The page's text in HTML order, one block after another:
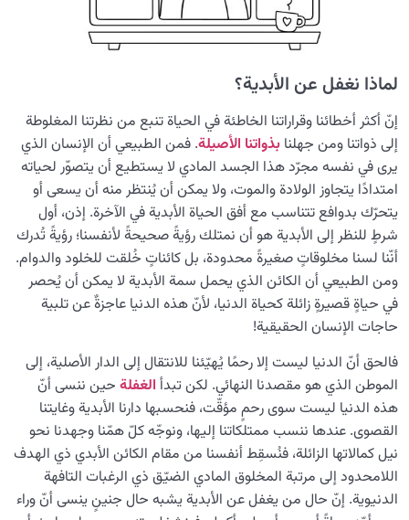
ما خطر الشِّرك؟ ولماذا يُعَدّ من الذنوب التي لا تُغفَر؟
من هو المحبوب الحقيقي للإنسان؟ ولماذا هو وحده من
يحقّق سكينة القلب؟
ما هو ضَغط القبر ولماذا يُطرح كإنذار لإصلاح النفس؟
ما هي صيغة اكتساب الاسم؟ وكيف يمكننا من خلال عباداتنا
أن نبلغ أسماء الله؟
التضاد: ميدان النمو؛ كيف ولماذا يشكّل التضاد مساراً للتطور؟
کیفیة الانتقال إلى الآخرة؛ كيف نُحسن الاستعداد لها؟
من الخيال إلى سلامة القلب 0/31
الإنسان محور الخلق
رؤية عالم الغيب 0/9
لماذا نغفل عن الأبدية؟
إنّ أكثر أخطائنا وقراراتنا الخاطئة في الحياة تنبع من نظرتنا المغلوطة
إلى ذواتنا ومن جهلنا بذواتنا الأصيلة. فمن الطبيعي أن الإنسان الذي
يرى في نفسه مجرّد هذا الجسد المادي لا يستطيع أن يتصوّر لحياته
امتدادًا يتجاوز الولادة والموت، ولا يمكن أن يُنتظر منه أن يسعى أو
يتحرّك بدوافع تتناسب مع أفق الحياة الأبدية في الآخرة. إذن، أول
شرطٍ للنظر إلى الأبدية هو أن نمتلك رؤيةً صحيحةً لأنفسنا؛ رؤيةً تُدرك
أنّنا لسنا مخلوقاتٍ صغيرةً محدودة، بل كائناتٍ خُلقت للخلود والدوام.
ومن الطبيعي أن الكائن الذي يحمل سمة الأبدية لا يمكن أن يُحصر
في حياةٍ قصيرةٍ زائلة كحياة الدنيا، لأنّ هذه الدنيا عاجزةٌ عن تلبية
حاجات الإنسان الحقيقية!
فالحق أنّ الدنيا ليست إلا رحمًا يُهيّئنا للانتقال إلى الدار الأصلية، إلى
الموطن الذي هو مقصدنا النهائي. لكن تبدأ الغفلة حين ننسى أنّ
هذه الدنيا ليست سوى رحمٍ مؤقّت، فنحسبها دارنا الأبدية وغايتنا
القصوى. عندها ننسب ممتلكاتنا إليها، ونوجّه كلّ همّنا وجهدنا نحو
نيل كمالاتها الزائلة، فنُسقِط أنفسنا من مقام الكائن الأبدي ذي الهدف
اللامحدود إلى مرتبة المخلوق المادي الضيّق ذي الرغبات التافهة
الدنيوية. إنّ حال من يغفل عن الأبدية يشبه حال جنينٍ ينسى أنّ وراء